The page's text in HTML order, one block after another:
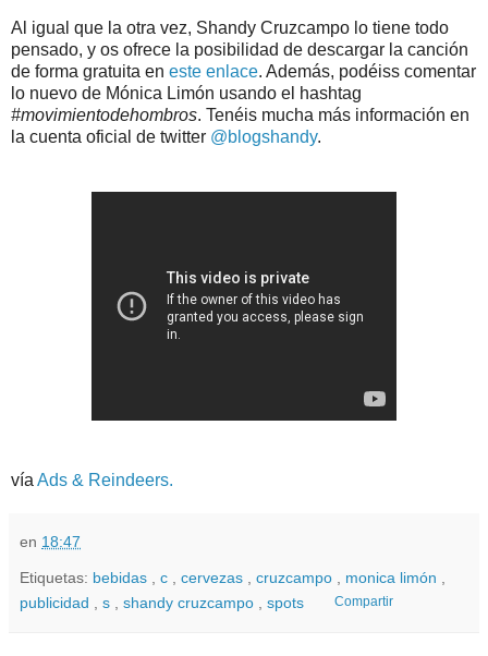
Al igual que la otra vez, Shandy Cruzcampo lo tiene todo
pensado, y os ofrece la posibilidad de descargar la canción
de forma gratuita en este enlace. Además, podéiss comentar
lo nuevo de Mónica Limón usando el hashtag
#movimientodehombros. Tenéis mucha más información en
la cuenta oficial de twitter @blogshandy.
vía Ads & Reindeers.
en 18:47
Etiquetas: bebidas c cervezas cruzcampo monica limón
publicidad
s shandy cruzcampo spots Compartir